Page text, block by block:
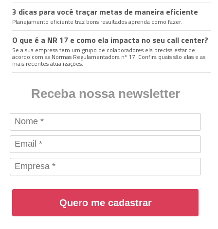
3 dicas para você traçar metas de maneira eficiente
Planejamento eficiente traz bons resultados aprenda como fazer.
O que é a NR 17 e como ela impacta no seu call center?
Se a sua empresa tem um grupo de colaboradores ela precisa estar de
acordo com as Normas Regulamentadora nº 17. Confira quais são elas e as
mais recentes atualizações.
Receba nossa newsletter
Quero me cadastrar